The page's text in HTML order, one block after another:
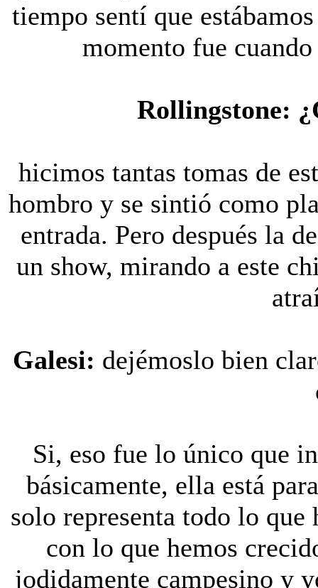
tiempo sentí que
momento fue
Rollingstone: ¿
hicimos tantas tomas de
hombro y se sintió como
entrada. Pero después la
un show, mirando a este
Galesi: dejémoslo bien
Si, eso fue lo único que
básicamente, ella está
solo representa todo lo
con lo que hemos
jodidamente campesino y